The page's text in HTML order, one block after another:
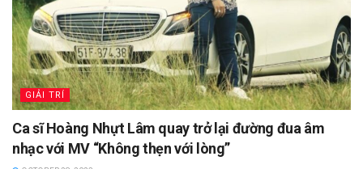
GIẢI TRÍ
Ca sĩ Hoàng Nhựt Lâm quay trở lại đường đua âm
nhạc với MV “Không thẹn với lòng”